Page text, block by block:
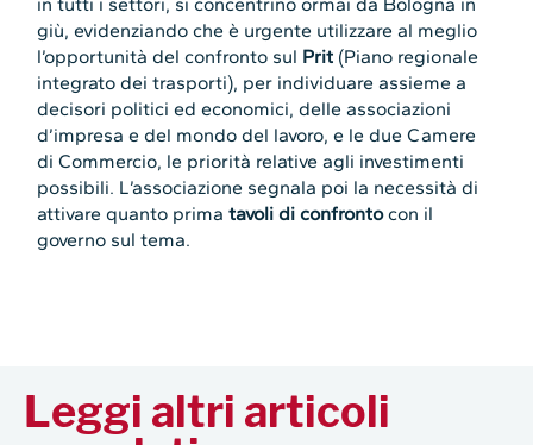
giù, evidenziando che è urgente utilizzare al meglio
l’opportunità del confronto sul Prit (Piano regionale
integrato dei trasporti), per individuare assieme a
decisori politici ed economici, delle associazioni
d’impresa e del mondo del lavoro, e le due Camere
di Commercio, le priorità relative agli investimenti
possibili. L’associazione segnala poi la necessità di
attivare quanto primatavoli di confrontocon il
governo sul tema.
Leggi altri articoli